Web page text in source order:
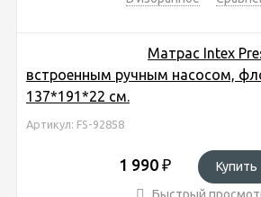
Матрас Intex
встроенным ручным насосом,
137*191*22 см.
Артикул: FS-92858
1 990 ₽
Купить
Быстрый